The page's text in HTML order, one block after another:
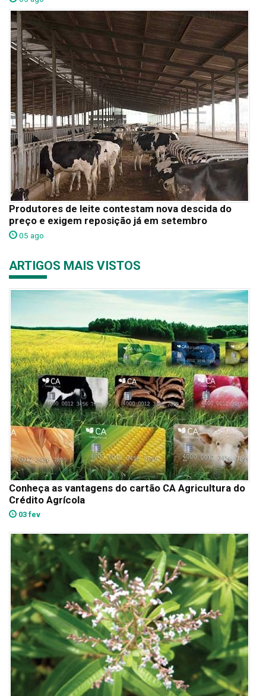
Produtores de leite contestam nova descida do
preço e exigem reposição já em setembro
05 ago
ARTIGOS MAIS VISTOS
Conheça as vantagens do cartão CA Agricultura do
Crédito Agrícola
03 fev